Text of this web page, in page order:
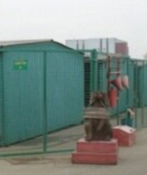
-
Тысячи